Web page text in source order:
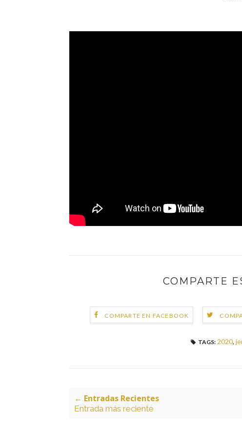
COMPARTE
COMPARTE EN FACEBOOK
TAGS: 2020,
← Entradas Recientes
Entrada más reciente